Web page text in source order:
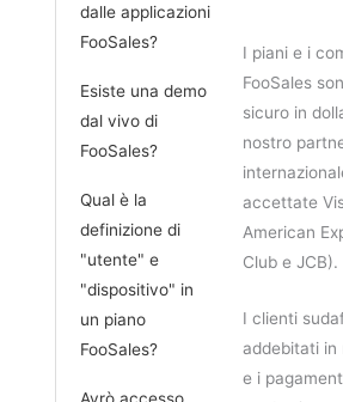
dalle applicazioni
FooSales?
Esiste una demo
dal vivo di
FooSales?
Qual è la
definizione di
"utente" e
"dispositivo" in
un piano
FooSales?
I piani e i
FooSales
sicuro in
nostro
accettate
American
Club e JCB).
I clienti
addebitati in
e i